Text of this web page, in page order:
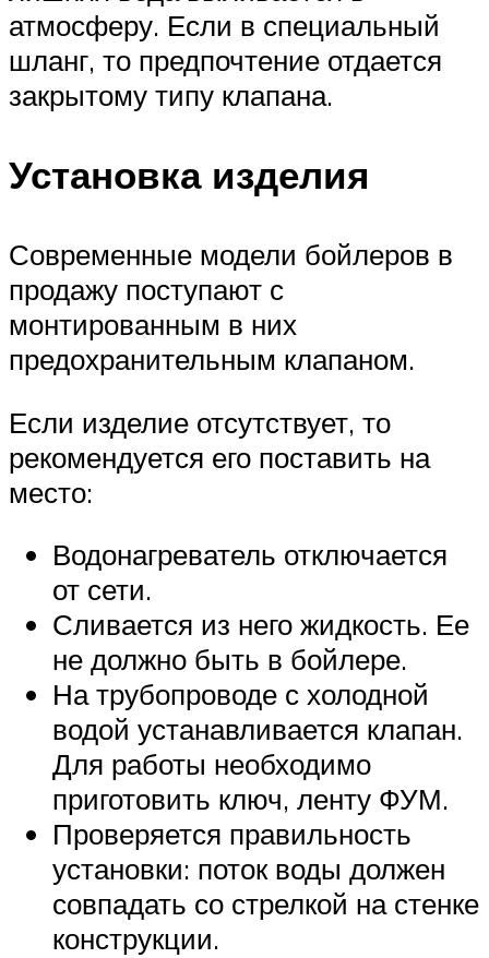
атмосферу. Если в специальный
шланг, то предпочтение отдается
закрытому типу клапана.
Установка изделия
Современные модели бойлеров в
продажу поступают с
монтированным в них
предохранительным клапаном.
Если изделие отсутствует, то
рекомендуется его поставить на
место:
Водонагреватель отключается
от сети.
Сливается из него жидкость. Ее
не должно быть в бойлере.
На трубопроводе с холодной
водой устанавливается клапан.
Для работы необходимо
приготовить ключ, ленту ФУМ.
Проверяется правильность
установки: поток воды должен
совпадать со стрелкой на стенке
конструкции.